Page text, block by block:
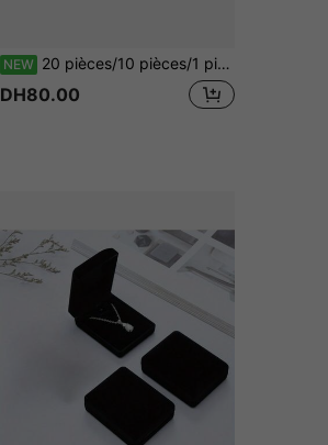
NEW 20 pièces/10 pièces/1 pièce Boîtes cadeaux pour pâtisserie, 7x4,3x1,5 pouces, boîtes à pain et collations marron, boîtes cadeaux premium convenant pour l'emballage de desserts, beignets, tartes, bonbons, gâteaux, muffins et macarons
DH80.00